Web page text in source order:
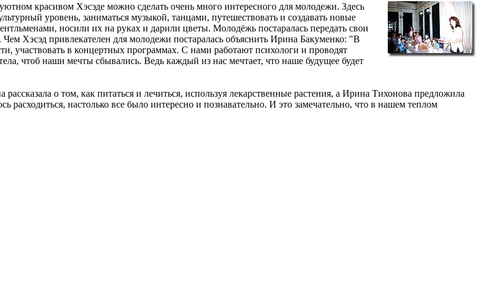
красивом Хэсэде можно сделать очень много интересного для молодежи. Здесь
уровень, заниматься музыкой, танцами, путешествовать и создавать новые
носили их на руках и дарили цветы. Молодёжь постаралась передать свои
Хэсэд привлекателен для молодежи постаралась объяснить Ирина Бакуменко: "В
участвовать в концертных программах. С нами работают психологи и проводят
чтоб наши мечты сбывались. Ведь каждый из нас мечтает, что наше будущее будет
о том, как питаться и лечиться, используя лекарственные растения, а Ирина Тихонова предложила
расходиться, настолько все было интересно и познавательно. И это замечательно, что в нашем теплом